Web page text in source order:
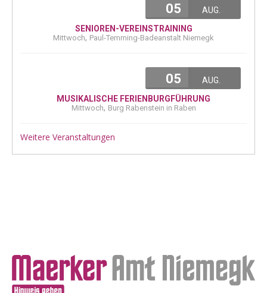
05
AUG.
SENIOREN-VEREINSTRAINING
Mittwoch, Paul-Temming-Badeanstalt Niemegk
05
AUG.
MUSIKALISCHE FERIENBURGFÜHRUNG
Mittwoch, Burg Rabenstein in Raben
Weitere Veranstaltungen